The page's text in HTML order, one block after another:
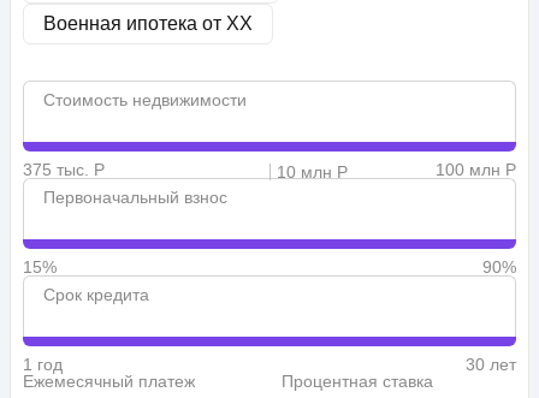
Военная ипотека от XX
Стоимость недвижимости
375 тыс. Р 10 млн Р
100 млн Р
Первоначальный взнос
15%
90%
Срок кредита
1 год
30 лет
Ежемесячный платеж
Процентная ставка